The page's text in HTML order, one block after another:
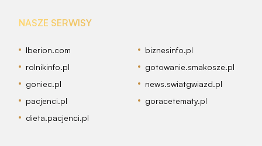
NASZE SERWISY
Iberion.com
biznesinfo.pl
rolnikinfo.pl
gotowanie.smakosze.pl
goniec.pl
news.swiatgwiazd.pl
pacjenci.pl
goracetematy.pl
dieta.pacjenci.pl